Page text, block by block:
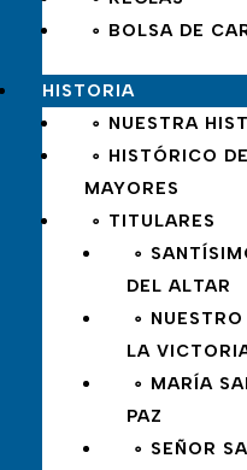
∘ BOLSA DE
HISTORIA
∘ NUESTRA
∘ HISTÓRICO
MAYORES
∘ TITULARES
∘
DEL ALTAR
∘
LA
∘ MARÍA
PAZ
∘ SEÑOR